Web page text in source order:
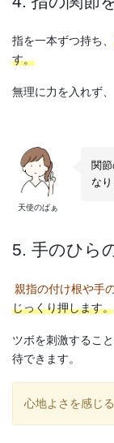
指を一本ずつ持ち、
す。
無理に力を入れず、
天使のぱぁ
関
なり
5. 手のひら
親指の付け根や手
じっくり押します。
ツボを刺激すること
待できます。
心地よさを感じ